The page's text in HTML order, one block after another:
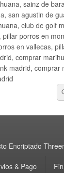
sainz de
san agustin de
club de golf
porros en
en vallecas,
comprar
madrid, comprar
Encriptado
& Pago